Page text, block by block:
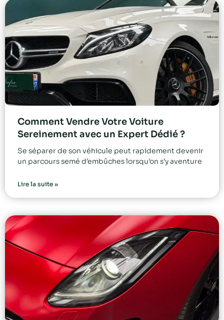
Comment Vendre Votre Voiture
Sereinement avec un Expert Dédié ?
Se séparer de son véhicule peut rapidement devenir
un parcours semé d’embûches lorsqu’on s’y aventure
Lire la suite »